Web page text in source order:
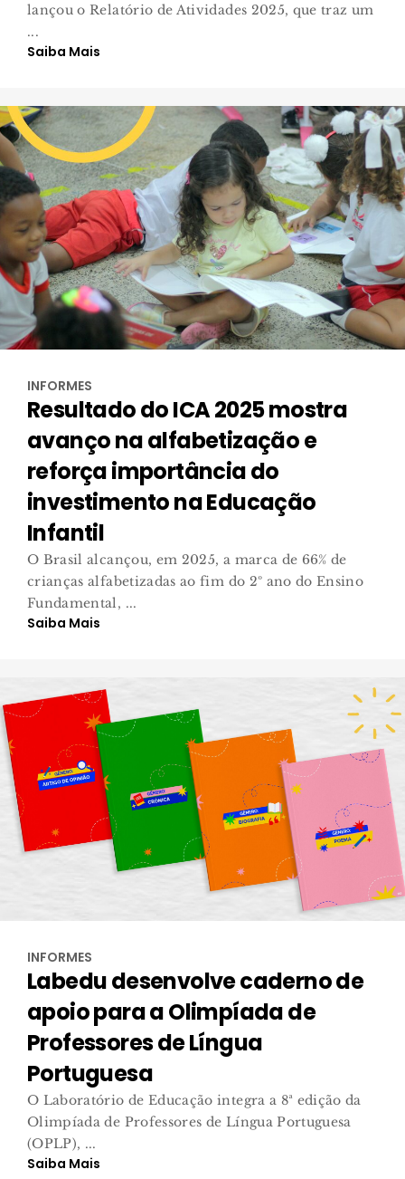
lançou o Relatório de Atividades 2025, que traz um
...
Saiba Mais
INFORMES
Resultado do ICA 2025 mostra
avanço na alfabetização e
reforça importância do
investimento na Educação
Infantil
O Brasil alcançou, em 2025, a marca de 66% de
crianças alfabetizadas ao fim do 2º ano do Ensino
Fundamental, ...
Saiba Mais
INFORMES
Labedu desenvolve caderno de
apoio para a Olimpíada de
Professores de Língua
Portuguesa
O Laboratório de Educação integra a 8ª edição da
Olimpíada de Professores de Língua Portuguesa
(OPLP), ...
Saiba Mais